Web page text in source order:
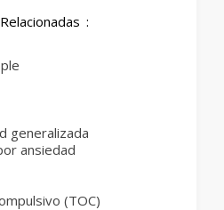
generalizada
ansiedad
(TOC)